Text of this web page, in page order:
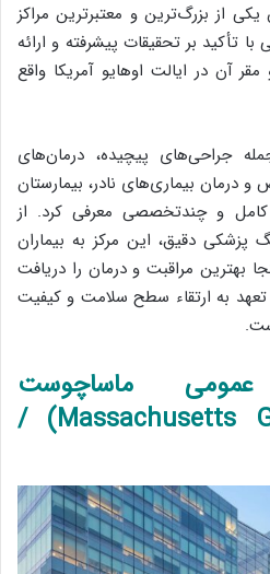
یکی از بزرگ‌ترین و معتبرترین مراکز
تأکید بر تحقیقات پیشرفته و ارائه
آن در ایالت اوهایو آمریکا واقع
جراحی‌های پیچیده، درمان‌های
بیماری‌های نادر، بیمارستان
کامل و چندتخصصی معرفی کرد. از
پزشکی دقیق، این مرکز به بیماران
بهترین مراقبت و درمان را دریافت
به ارتقاء سطح سلامت و کیفیت
عمومی ماساچوست
(Massachusetts General Hospital) /